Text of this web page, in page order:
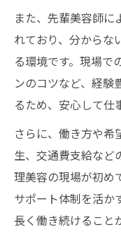
また、先輩美容師に
れており、分からな
る環境です。現場で
ンのコツなど、経験
るため、安心して仕
さらに、働き方や希
生、交通費支給など
理美容の現場が初め
サポート体制を活か
長く働き続けること